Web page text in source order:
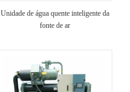
Unidade de água quente inteligente da
fonte de ar